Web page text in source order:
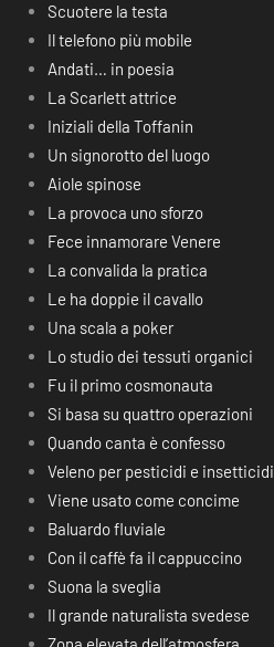
Scuotere la testa
Il telefono più mobile
Andati… in poesia
La Scarlett attrice
Iniziali della Toffanin
Un signorotto del luogo
Aiole spinose
La provoca uno sforzo
Fece innamorare Venere
La convalida la pratica
Le ha doppie il cavallo
Una scala a poker
Lo studio dei tessuti organici
Fu il primo cosmonauta
Si basa su quattro operazioni
Quando canta è confesso
Veleno per pesticidi e insetticidi
Viene usato come concime
Baluardo fluviale
Con il caffè fa il cappuccino
Suona la sveglia
Il grande naturalista svedese